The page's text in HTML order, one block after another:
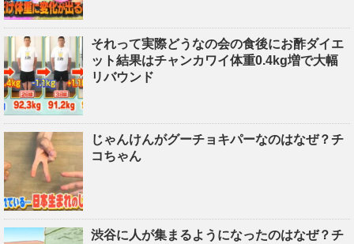
それって実際どうなの会の食後にお酢ダイエ
ット結果はチャンカワイ体重0.4kg増で大幅
リバウンド
じゃんけんがグーチョキパーなのはなぜ？チ
コちゃん
渋谷に人が集まるようになったのはなぜ？チ